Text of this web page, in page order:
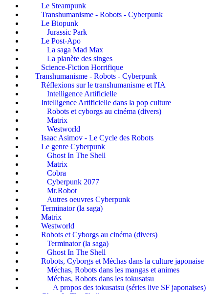
Le Steampunk
Transhumanisme - Robots - Cyberpunk
Le Biopunk
Jurassic Park
Le Post-Apo
La saga Mad Max
La planète des singes
Science-Fiction Horrifique
Transhumanisme - Robots - Cyberpunk
Réflexions sur le transhumanisme et l'IA
Intelligence Artificielle
Intelligence Artificielle dans la pop culture
Robots et cyborgs au cinéma (divers)
Matrix
Westworld
Isaac Asimov - Le Cycle des Robots
Le genre Cyberpunk
Ghost In The Shell
Matrix
Cobra
Cyberpunk 2077
Mr.Robot
Autres oeuvres Cyberpunk
Terminator (la saga)
Matrix
Westworld
Robots et Cyborgs au cinéma (divers)
Terminator (la saga)
Ghost In The Shell
Robots, Cyborgs et Méchas dans la culture japonaise
Méchas, Robots dans les mangas et animes
Méchas, Robots dans les tokusatsu
A propos des tokusatsu (séries live SF japonaises)